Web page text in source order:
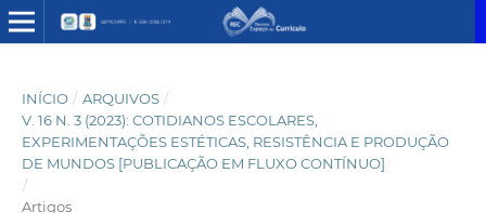
INÍCIO / ARQUIVOS /
V. 16 N. 3 (2023): COTIDIANOS ESCOLARES,
EXPERIMENTAÇÕES ESTÉTICAS, RESISTÊNCIA E PRODUÇÃO
DE MUNDOS [PUBLICAÇÃO EM FLUXO CONTÍNUO]
/
Artigos